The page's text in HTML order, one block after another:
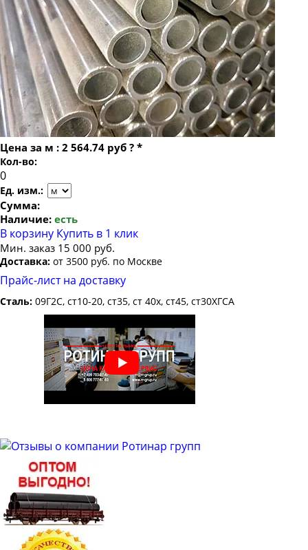
Труба бесшовная 22
Труба бесшовная 24
Труба бесшовная 25
Труба бесшовная 26
Труба бесшовная 27
Труба бесшовная 28
Труба бесшовная 30
Труба бесшовная 32
Труба бесшовная 35
Труба бесшовная 36
Труба бесшовная 38
Труба бесшовная 40
Труба бесшовная 42
Труба бесшовная 45
Труба бесшовная 48
Труба бесшовная 50
Труба бесшовная 51
Труба бесшовная 53
Труба бесшовная 63
Труба бесшовная 63.5
Труба бесшовная 65
Труба бесшовная 68
Труба бесшовная 159х20
Труба бесшовная 159х22
Труба бесшовная 159х25
Труба бесшовная 159х28
Труба бесшовная 159х30
Труба бесшовная 159х32
Труба бесшовная 159х36
Труба бесшовная 159х40
Цена за м : 2 564.74 руб ? *
Кол-во:
Ед. изм.:
Сумма:
Наличие: есть
В корзину Купить в 1 клик
Мин. заказ 15 000 руб.
Доставка: от 3500 руб. по Москве
Прайс-лист на доставку
Сталь: 09Г2С, ст10-20, ст35, ст 40х, ст45, ст30ХГСА